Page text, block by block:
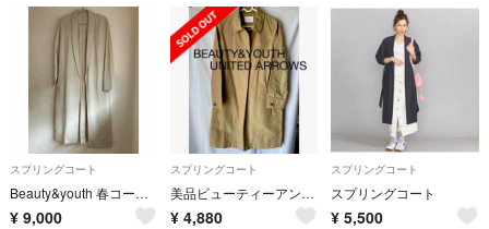
スプリングコート
Beauty&youth 春コート
¥ 9,000
スプリングコート
美品ビューティーアンドユースユナイテッドアローズ 春ステンカラーコート 撥水
¥ 4,880
スプリングコート
スプリングコート
¥ 5,500